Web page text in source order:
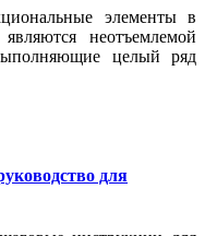
элементы в
неотъемлемой
целый ряд
для